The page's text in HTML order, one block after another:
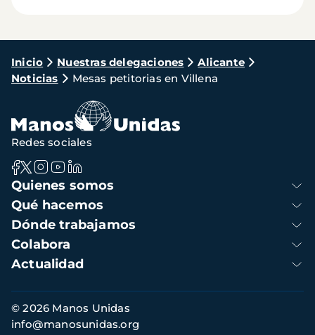
Ruta
de
navegación
Inicio Nuestras delegaciones
Alicante
Noticias
Mesas petitorias en Villena
Navegación
principal
Quienes somos
Qué hacemos
Dónde trabajamos
Colabora
Actualidad
Redes sociales
Información
de
© 2026 Manos Unidas
info@manosunidas.org